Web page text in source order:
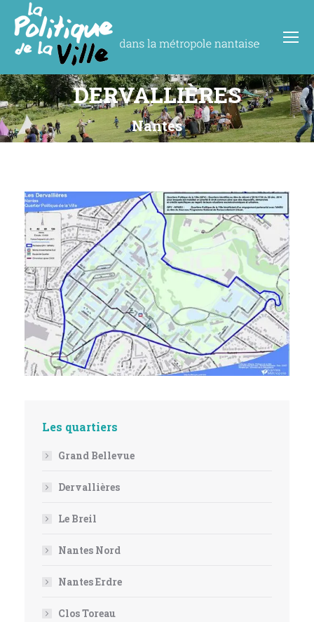
DERVALLIÈRES
Nantes
Vous êtes ici :
Les quartiers
Grand Bellevue
Dervallières
Le Breil
Nantes Nord
Nantes Erdre
Clos Toreau